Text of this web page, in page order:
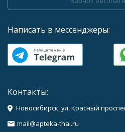
Написать в мессенджеры:
Контакты:
Новосибирск, ул. Красный
mail@apteka-thai.ru